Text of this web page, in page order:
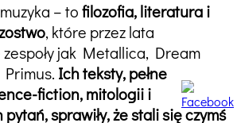
– tofilozofia, literatura i
, które przez lata
jak Metallica, Dream
Ich teksty, pełne
fiction, mitologii i
sprawiły, że stali się czymś